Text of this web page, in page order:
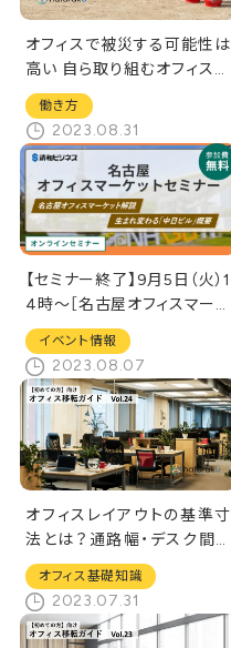
オフィスで被災する可能性は
高い 自ら取り組むオフィス防
災
働き方
2023.08.31
【セミナー終了】9月5日（火）1
4時～［名古屋オフィスマーケ
ット]オンラインセミナー
イベント情報
2023.08.07
オフィスレイアウトの基準寸
法とは？通路幅・デスク間の
適切な寸法を解説
オフィス基礎知識
2023.07.31